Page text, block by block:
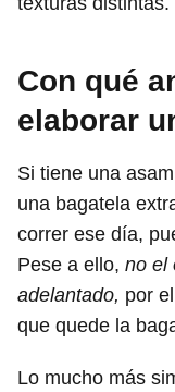
Con qué
elaborar
Si tiene una
una bagatela
correr ese día,
Pese a ello, no el
adelantado, por
que quede la
Lo mucho más